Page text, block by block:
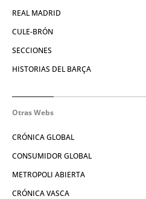
REAL MADRID
CULE-BRÓN
SECCIONES
HISTORIAS DEL BARÇA
Otras Webs
CRÓNICA GLOBAL
CONSUMIDOR GLOBAL
METROPOLI ABIERTA
CRÓNICA VASCA